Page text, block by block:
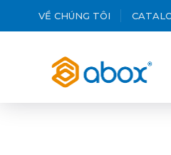
VỀ CHÚNG TÔI